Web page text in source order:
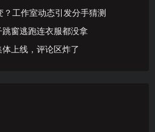
工作室动态引发分手猜测
窗逃跑连衣服都没拿
上线，评论区炸了